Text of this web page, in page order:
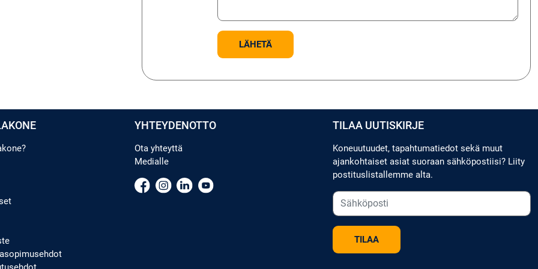
YHTEYDENOTTO
Ota yhteyttä
Medialle
TILAA UUTISKIRJE
Koneuutuudet, tapahtumatiedot sekä muut
ajankohtaiset asiat suoraan sähköpostiisi? Liity
postituslistallemme alta.